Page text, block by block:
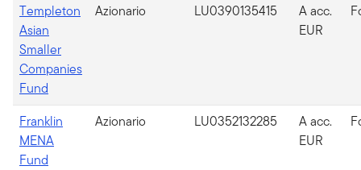
Templeton
Asian
Smaller
Companies
Fund
Azionario LU0390135415
A acc.
EUR
Franklin
MENA
Fund
Azionario LU0352132285
A acc.
EUR